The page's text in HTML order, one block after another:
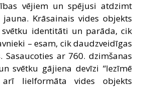
vējiem un spējusi atdzimt
Krāsainais vides objekts
svētku identitāti un parāda, cik
– esam, cik daudzveidīgas
ar 760. dzimšanas
svētku gājiena devīzi “Iezīmē
arī lielformāta vides objekts